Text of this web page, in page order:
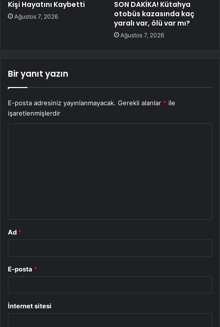
Kişi Hayatını Kaybetti
Ağustos 7, 2026
SON DAKİKA! Kütahya
otobüs kazasında kaç
yaralı var, ölü var mı?
Ağustos 7, 2026
Bir yanıt yazın
E-posta adresiniz yayınlanmayacak. Gerekli alanlar * ile
işaretlenmişlerdir
Ad *
E-posta *
İnternet sitesi